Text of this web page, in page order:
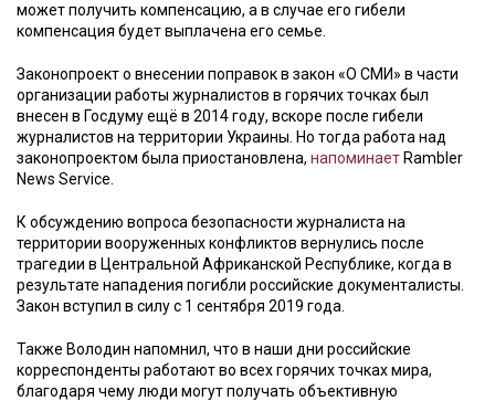
может получить компенсацию, а в случае его гибели
компенсация будет выплачена его семье.
Законопроект о внесении поправок в закон «О СМИ» в части
организации работы журналистов в горячих точках был
внесен в Госдуму ещё в 2014 году, вскоре после гибели
журналистов на территории Украины. Но тогда работа над
законопроектом была приостановлена, напоминает Rambler
News Service.
К обсуждению вопроса безопасности журналиста на
территории вооруженных конфликтов вернулись после
трагедии в Центральной Африканской Республике, когда в
результате нападения погибли российские документалисты.
Закон вступил в силу с 1 сентября 2019 года.
Также Володин напомнил, что в наши дни российские
корреспонденты работают во всех горячих точках мира,
благодаря чему люди могут получать объективную